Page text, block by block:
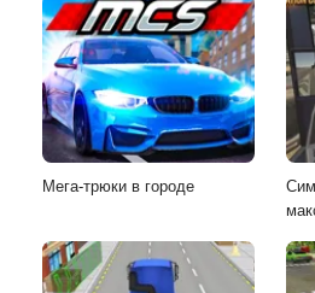
Мега-трюки в городе